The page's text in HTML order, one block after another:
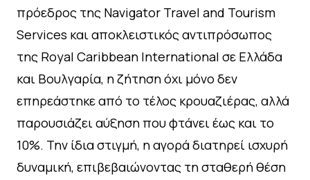
πρόεδρος της Navigator Travel and Tourism
Services και αποκλειστικός αντιπρόσωπος
της Royal Caribbean International σε Ελλάδα
και Βουλγαρία, η ζήτηση όχι μόνο δεν
επηρεάστηκε από το τέλος κρουαζιέρας, αλλά
παρουσιάζει αύξηση που φτάνει έως και το
10%. Την ίδια στιγμή, η αγορά διατηρεί ισχυρή
δυναμική, επιβεβαιώνοντας τη σταθερή θέση